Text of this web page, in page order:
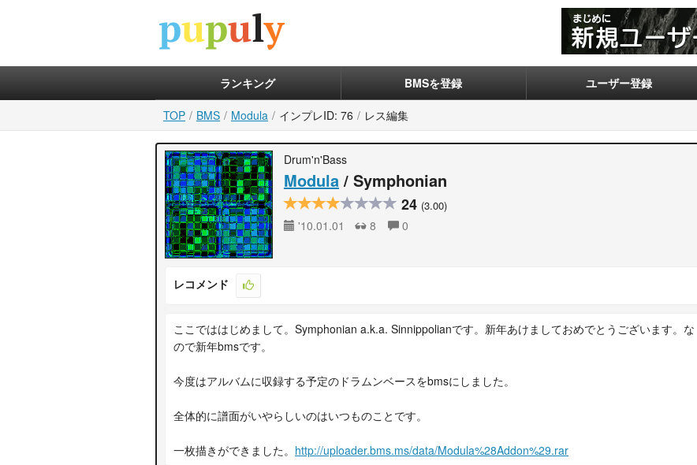
ランキング BMSを登録 ユーザー登録
TOP BMS Modula インプレID: 76 レス編集
Drum'n'Bass
Modula/ Symphonian
24 (3.00)
'10.01.01 8 0
レコメンド
ここでははじめまして。Symphonian a.k.a. Sinnippolianです。新年あけましておめでとうございます。な
ので新年bmsです。
今度はアルバムに収録する予定のドラムンベースをbmsにしました。
全体的に譜面がいやらしいのはいつものことです。
一枚描きができました。 http://uploader.bms.ms/data/Modula%28Addon%29.rar